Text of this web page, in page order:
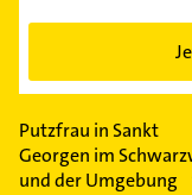
Putzfrau in Sankt
Georgen im
und der Umgebung